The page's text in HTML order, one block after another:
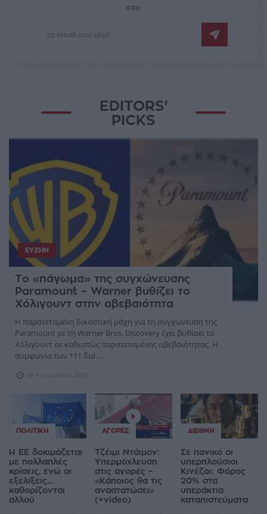
σου
EDITORS'
PICKS
ΕΥΖΗΝ
Το «πάγωμα» της συγχώνευσης
Paramount – Warner βυθίζει το
Χόλιγουντ στην αβεβαιότητα
Η παρατεταμένη δικαστική μάχη για τη συγχώνευση της
Paramount με τη Warner Bros. Discovery έχει βυθίσει το
Χόλιγουντ σε καθεστώς παρατεταμένης αβεβαιότητας. Η
συμφωνία των 111 δισ. ...
06 Αυγούστου 2026
ΠΟΛΙΤΙΚΉ
Η ΕΕ δοκιμάζεται
με πολλαπλές
κρίσεις, ενώ οι
εξελίξεις...
καθορίζονται
αλλού
ΑΓΟΡΈΣ
Τζέιμι Ντάιμον:
Υπερμόχλευση
στις αγορές –
«Κάποιος θα τις
αναστατώσει»
(+video)
ΔΙΕΘΝΉ
Σε πανικό οι
υπερπλούσιοι
Κινέζοι: Φόρος
20% στα
υπεράκτια
καταπιστεύματα